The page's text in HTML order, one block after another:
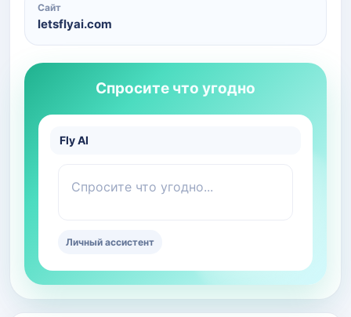
Сайт
letsflyai.com
Спросите что угодно
Fly AI
Спросите что угодно...
Личный ассистент